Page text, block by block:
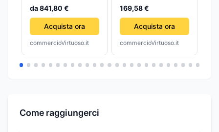
cortesia
da 841,80 €
Acquista ora
commercioVirtuoso.it
comande e barcode
169,58 €
Acquista ora
commercioVirtuoso.it
Come raggiungerci